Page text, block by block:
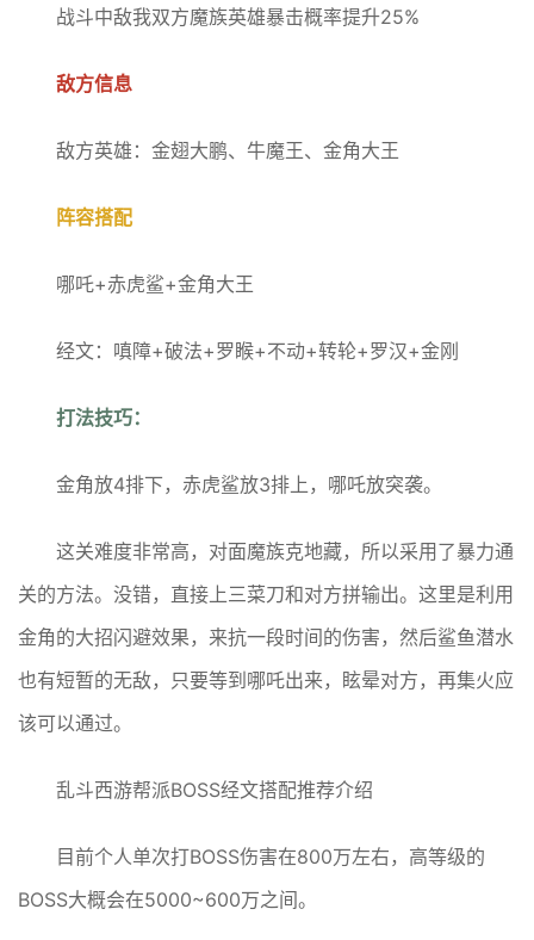
战斗中敌我双方魔族英雄暴击概率提升25%
敌方信息
敌方英雄：金翅大鹏、牛魔王、金角大王
阵容搭配
哪吒+赤虎鲨+金角大王
经文：嗔障+破法+罗睺+不动+转轮+罗汉+金刚
打法技巧：
金角放4排下，赤虎鲨放3排上，哪吒放突袭。
这关难度非常高，对面魔族克地藏，所以采用了暴力通
关的方法。没错，直接上三菜刀和对方拼输出。这里是利用
金角的大招闪避效果，来抗一段时间的伤害，然后鲨鱼潜水
也有短暂的无敌，只要等到哪吒出来，眩晕对方，再集火应
该可以通过。
乱斗西游帮派BOSS经文搭配推荐介绍
目前个人单次打BOSS伤害在800万左右，高等级的
BOSS大概会在5000~600万之间。